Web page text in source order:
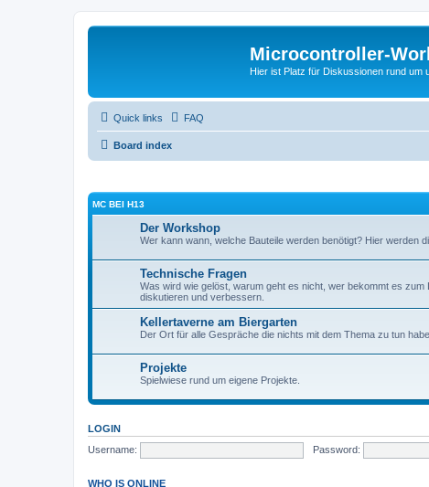
Microcontroller-
Hier ist Platz für Diskussionen rund um
Quick links FAQ
Board index
ΜC BEI H13
Der Workshop
Wer kann wann, welche Bauteile werden benötigt? Hier werden
Technische Fragen
Was wird wie gelöst, warum geht es nicht, wer bekommt es
diskutieren und verbessern.
Kellertaverne am Biergarten
Der Ort für alle Gespräche die nichts mit dem Thema zu tun
Projekte
Spielwiese rund um eigene Projekte.
LOGIN
Username:
Password:
WHO IS ONLINE